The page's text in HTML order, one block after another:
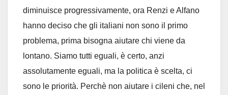
diminuisce progressivamente, ora Renzi e Alfano
hanno deciso che gli italiani non sono il primo
problema, prima bisogna aiutare chi viene da
lontano. Siamo tutti eguali, è certo, anzi
assolutamente eguali, ma la politica è scelta, ci
sono le priorità. Perchè non aiutare i cileni che, nel